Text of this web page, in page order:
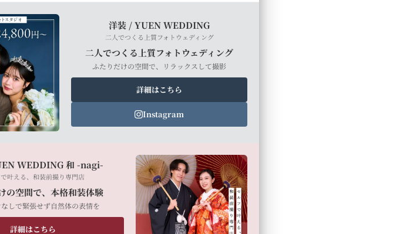
洋装 / YUEN WEDDING
二人でつくる上質フォトウェディング
二人でつくる上質フォトウェディング
ふたりだけの空間で、リラックスして撮影
詳細はこちら
Instagram
WEDDING 和 -nagi-
叶える、和装前撮り専門店
の空間で、本格和装体験
しで緊張せず自然体の表情を
詳細はこちら